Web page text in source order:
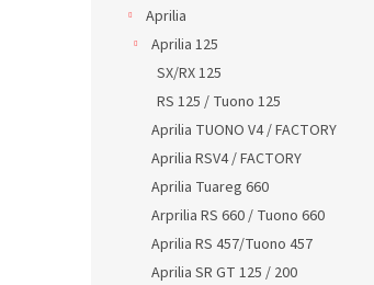
Aprilia
Aprilia 125
SX/RX 125
RS 125 / Tuono 125
Aprilia TUONO V4 / FACTORY
Aprilia RSV4 / FACTORY
Aprilia Tuareg 660
Arprilia RS 660 / Tuono 660
Aprilia RS 457/Tuono 457
Aprilia SR GT 125 / 200